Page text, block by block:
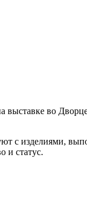
выставке во
с изделиями,
и статус.